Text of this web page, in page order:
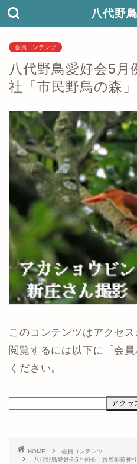
八代野
会員コンテンツ
八代野鳥愛好会5
社「市民野鳥の森
このコンテンツはアクセス
閲覧するには以下に「会
ください。
HOME
会員コンテンツ
八代野鳥愛好会5月例会 古麓稲荷神